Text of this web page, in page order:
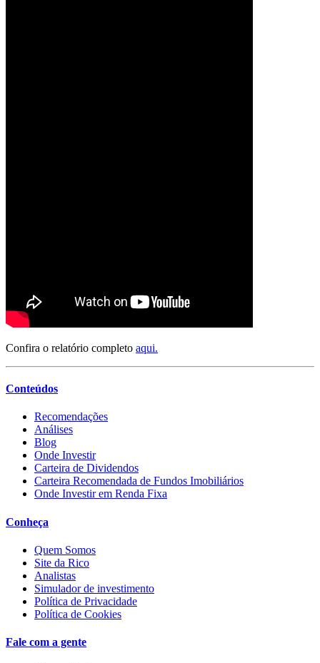
Confira o relatório completo aqui.
Conteúdos
Recomendações
Análises
Blog
Onde Investir
Carteira de Dividendos
Carteira Recomendada de Fundos Imobiliários
Onde Investir em Renda Fixa
Conheça
Quem Somos
Site da Rico
Analistas
Simulador de investimento
Política de Privacidade
Política de Cookies
Fale com a gente